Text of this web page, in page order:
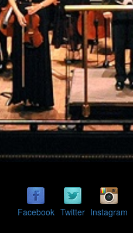
Facebook Twitter Instagram